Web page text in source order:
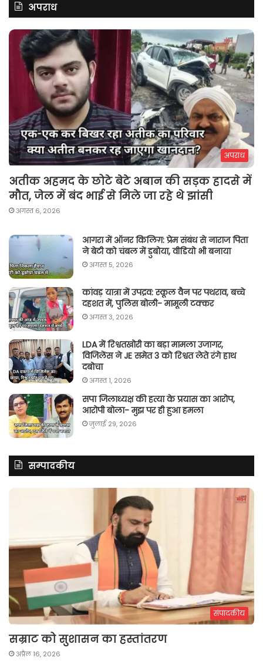
अपराध
अपराध
अतीक अहमद के छोटे बेटे अबान की सड़क हादसे में
मौत, जेल में बंद भाई से मिले जा रहे थे झांसी
अगस्त 6, 2026
आगरा में ऑनर किलिग़: प्रेम संबंध से नाराज पिता
ने बेटी को चंबल में डुबोया, वीडियो भी बनाया
अगस्त 5, 2026
कांवड़ यात्रा में उपद्रव: स्कूल वैन पर पथराव, बच्चे
दहशत में, पुलिस बोली- मामूली टक्कर
अगस्त 3, 2026
LDA में रिश्वतखोरी का बड़ा मामला उजागर,
विजिलेंस ने JE समेत 3 को रिश्वत लेते रंगे हाथ
दबोचा
अगस्त 1, 2026
सपा जिलाध्यक्ष की हत्या के प्रयास का आरोप,
आरोपी बोला- मुझ पर ही हुआ हमला
जुलाई 29, 2026
सम्पादकीय
संपादकीय
सम्राट को सुशासन का हस्तांतरण
अप्रैल 16, 2026